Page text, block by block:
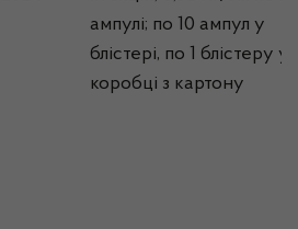
ампулі; по 10 ампул у
блістері, по 1 блістеру у
коробці з картону